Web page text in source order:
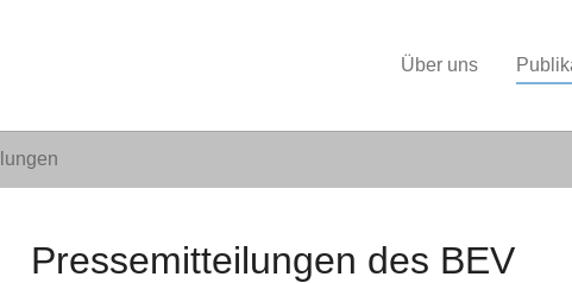
Über uns
Pressemitteilungen des BEV